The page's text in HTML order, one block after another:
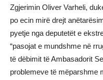
Zgjerimin Oliver Varheli,
po ecin mirë drejt
pyetje nga deputetët e
“pasojat e mundshme në
të dëbimit të Ambasadorit
problemeve të mëparshme